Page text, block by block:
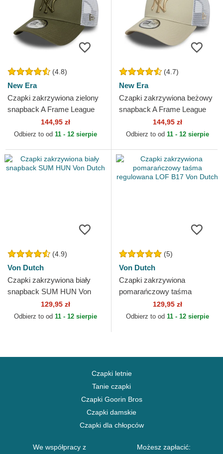
(4.8)
New Era
Czapki zakrzywiona zielony
snapback A Frame League
Essential New York Yankees
MLB New Era
144,95 zł
Odbierz to od 11 - 12 sierpie
(4.7)
New Era
Czapki zakrzywiona beżowy
snapback A Frame League
Essential New York Yankees
MLB New Era
144,95 zł
Odbierz to od 11 - 12 sierpie
(4.9)
Von Dutch
Czapki zakrzywiona biały
snapback SUM HUN Von
129,95 zł
Odbierz to od 11 - 12 sierpie
(5)
Von Dutch
Czapki zakrzywiona
pomarańczowy taśma
regulowana LOF B17 Von
Dutch
129,95 zł
Odbierz to od 11 - 12 sierpie
Czapki letnie
Tanie czapki
Czapki Goorin Bros
Czapki damskie
Czapki dla chłopców
We współpracy z
Możesz zapłacić: